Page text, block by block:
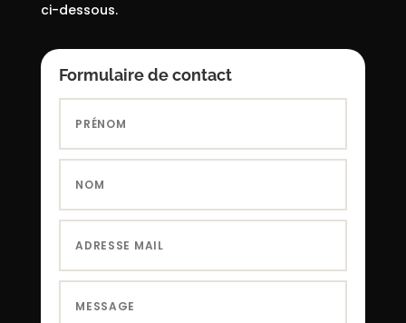
ci-dessous.
Formulaire de contact